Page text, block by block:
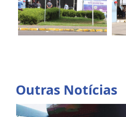
Outras Notícias